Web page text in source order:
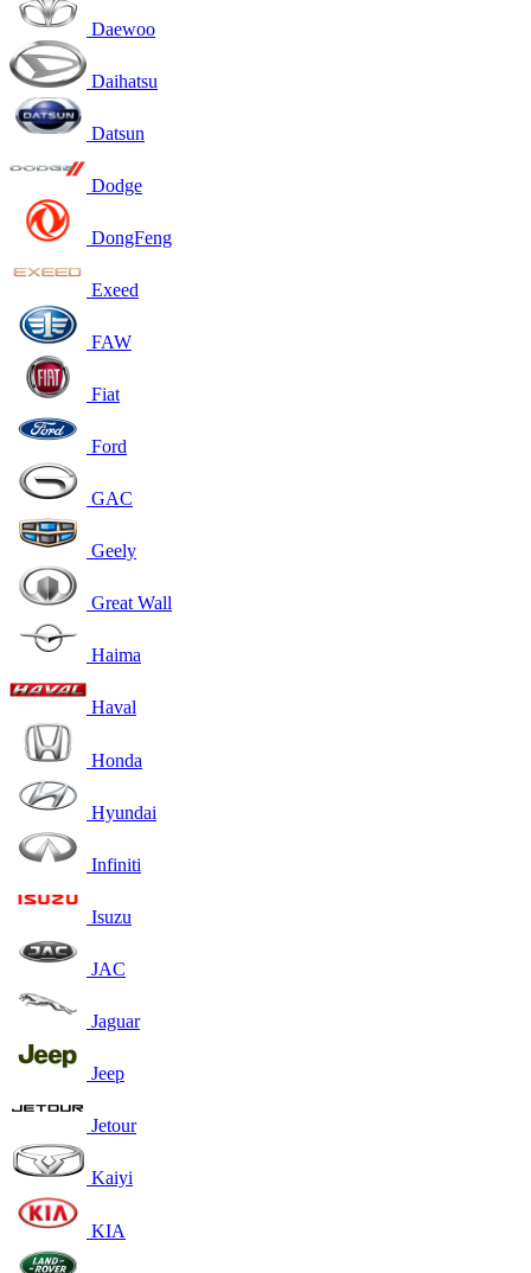
Daewoo
Daihatsu
Datsun
Dodge
DongFeng
Exeed
FAW
Fiat
Ford
GAC
Geely
Great Wall
Haima
Haval
Honda
Hyundai
Infiniti
Isuzu
JAC
Jaguar
Jeep
Jetour
Kaiyi
KIA